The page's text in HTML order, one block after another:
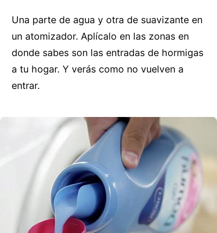
Una parte de agua y otra de suavizante en
un atomizador. Aplícalo en las zonas en
donde sabes son las entradas de hormigas
a tu hogar. Y verás como no vuelven a
entrar.